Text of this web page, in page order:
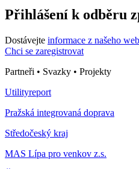
Přihlášení k odběru
Dostávejte informace z našeho
Chci se zaregistrovat
Partneři • Svazky • Projekty
Utilityreport
Pražská integrovaná doprava
Středočeský kraj
MAS Lípa pro venkov z.s.